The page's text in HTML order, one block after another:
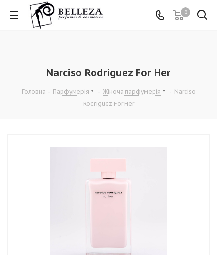
0
Narciso Rodriguez For Her
Головна - Парфумерія - Жіноча парфумерія - Narciso
Rodriguez For Her